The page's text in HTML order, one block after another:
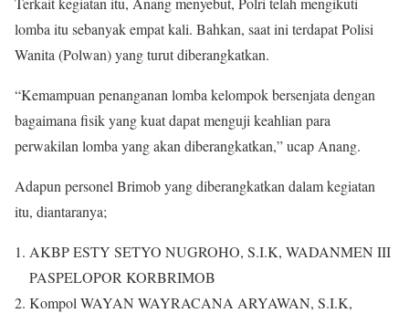
lomba itu sebanyak empat kali. Bahkan, saat ini terdapat Polisi
Wanita (Polwan) yang turut diberangkatkan.
“Kemampuan penanganan lomba kelompok bersenjata dengan
bagaimana fisik yang kuat dapat menguji keahlian para
perwakilan lomba yang akan diberangkatkan,” ucap Anang.
Adapun personel Brimob yang diberangkatkan dalam kegiatan
itu, diantaranya;
AKBP ESTY SETYO NUGROHO, S.I.K, WADANMEN III
PASPELOPOR KORBRIMOB
Kompol WAYAN WAYRACANA ARYAWAN, S.I.K,